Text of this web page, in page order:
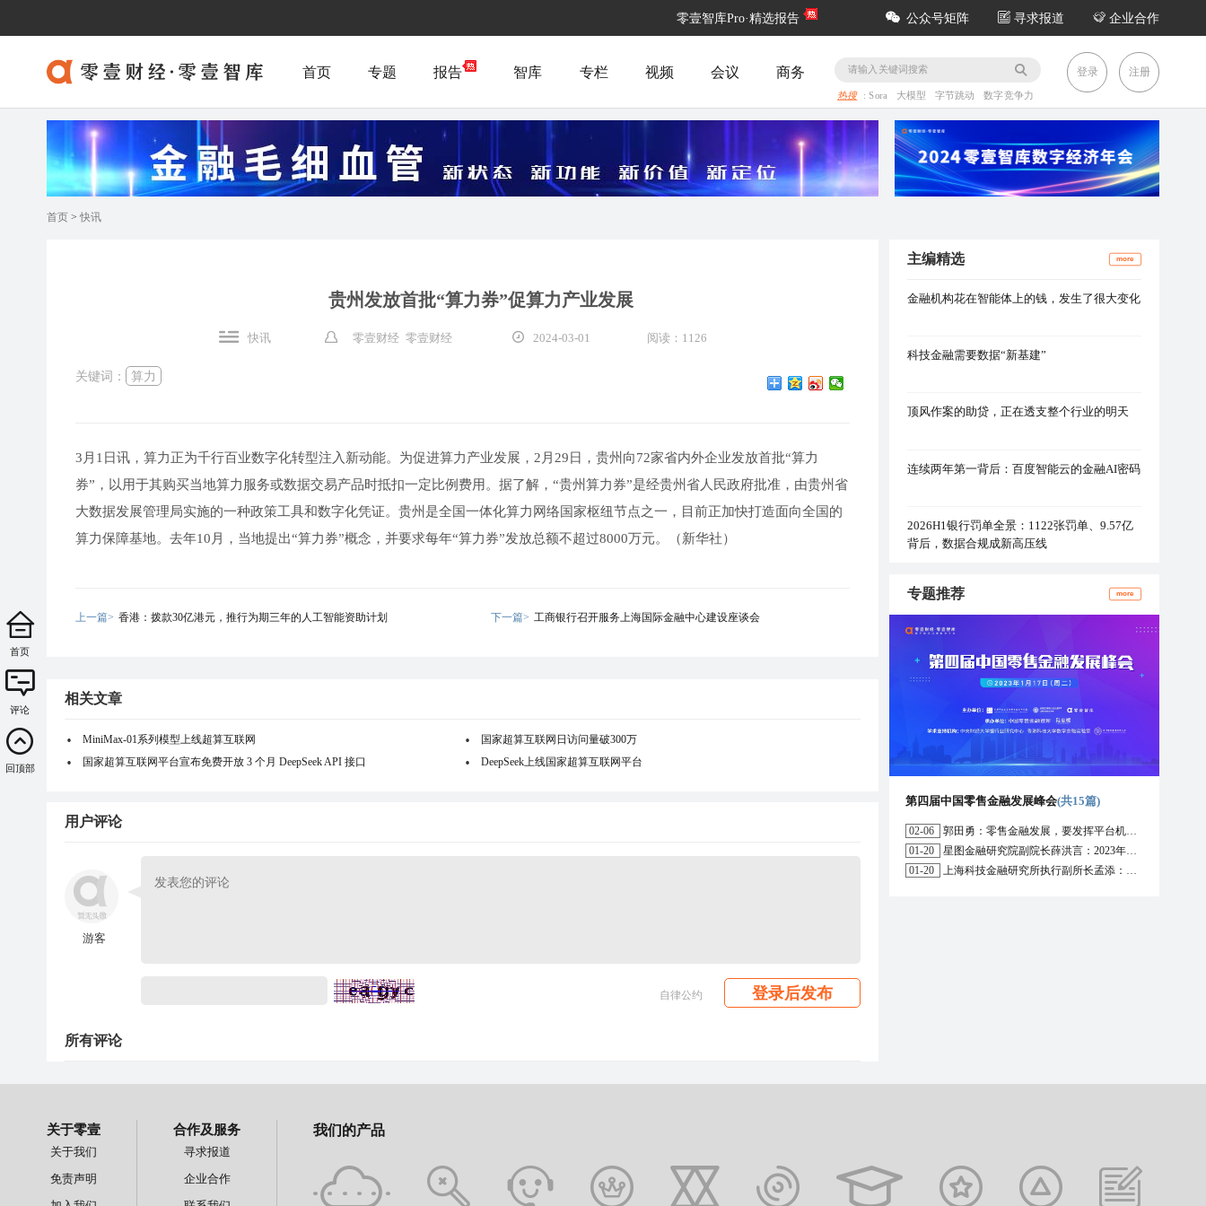
零壹智库Pro·精选报告 公众号矩阵 寻求报道 企业合作
首页 专题 报告 智库 专栏 视频 会议 商务
热搜 :Sora 大模型 字节跳动 数字竞争力
登录 注册
首页 > 快讯
贵州发放首批“算力券”促算力产业发展
快讯 零壹财经 零壹财经 2024-03-01 阅读：1126
关键词： 算力
3月1日讯，算力正为千行百业数字化转型注入新动能。为促进算力产业发展，2月29日，贵州向72家省内外企业发放首批“算力
券”，以用于其购买当地算力服务或数据交易产品时抵扣一定比例费用。据了解，“贵州算力券”是经贵州省人民政府批准，由贵州省
大数据发展管理局实施的一种政策工具和数字化凭证。贵州是全国一体化算力网络国家枢纽节点之一，目前正加快打造面向全国的
算力保障基地。去年10月，当地提出“算力券”概念，并要求每年“算力券”发放总额不超过8000万元。（新华社）
上一篇> 香港：拨款30亿港元，推行为期三年的人工智能资助计划 下一篇> 工商银行召开服务上海国际金融中心建设座谈会
相关文章
MiniMax-01系列模型上线超算互联网
国家超算互联网日访问量破300万
国家超算互联网平台宣布免费开放 3 个月 DeepSeek API 接口
DeepSeek上线国家超算互联网平台
用户评论
游客
自律公约 登录后发布
所有评论
主编精选 more
金融机构花在智能体上的钱，发生了很大变化
科技金融需要数据“新基建”
顶风作案的助贷，正在透支整个行业的明天
连续两年第一背后：百度智能云的金融AI密码
2026H1银行罚单全景：1122张罚单、9.57亿
背后，数据合规成新高压线
专题推荐 more
第四届中国零售金融发展峰会(共15篇)
02-06
郭田勇：零售金融发展，要发挥平台机构的作用
01-20
星图金融研究院副院长薛洪言：2023年消费信贷或迎来新起点
01-20
上海科技金融研究所执行副所长孟添：开放银行与嵌入式金融为数字普惠金融带来更大发展空间
首页
评论
回顶部
关于零壹
关于我们
免责声明
合作及服务
寻求报道
企业合作
我们的产品